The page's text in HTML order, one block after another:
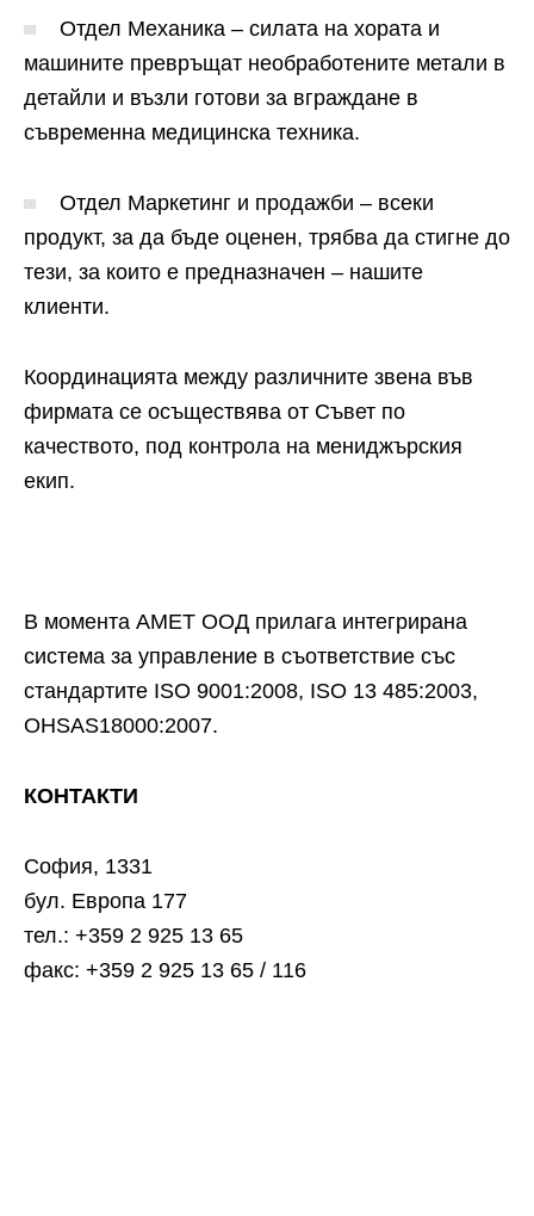
Отдел Механика – силата на хората и
машините превръщат необработените метали в
детайли и възли готови за вграждане в
съвременна медицинска техника.
Отдел Маркетинг и продажби – всеки
продукт, за да бъде оценен, трябва да стигне до
тези, за които е предназначен – нашите
клиенти.
Координацията между различните звена във
фирмата се осъществява от Съвет по
качеството, под контрола на мениджърския
екип.
В момента АМЕТ ООД прилага интегрирана
система за управление в съответствие със
стандартите ISO 9001:2008, ISO 13 485:2003,
OHSAS18000:2007.
КОНТАКТИ
София, 1331
бул. Европа 177
тел.: +359 2 925 13 65
факс: +359 2 925 13 65 / 116